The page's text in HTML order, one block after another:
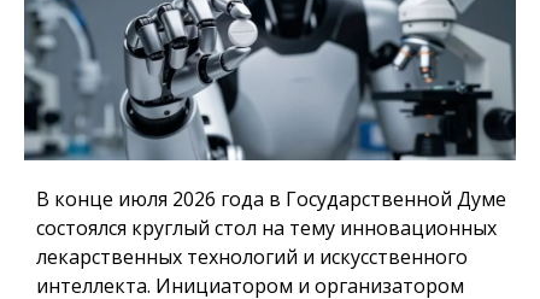
В конце июля 2026 года в Государственной Думе
состоялся круглый стол на тему инновационных
лекарственных технологий и искусственного
интеллекта. Инициатором и организатором